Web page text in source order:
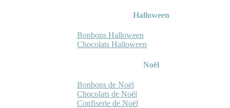
Halloween
Bonbons Halloween
Chocolats Halloween
Noël
Bonbons de Noël
Chocolats de Noël
Confiserie de Noël